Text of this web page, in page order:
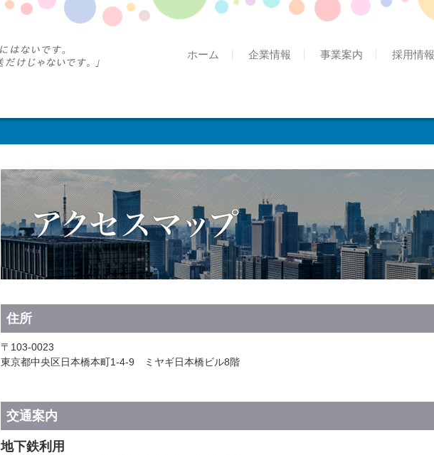
ホーム 企業情報 事業案内 採用情報
住所
〒103-0023
東京都中央区日本橋本町1-4-9 ミヤギ日本橋ビル8階
交通案内
地下鉄利用